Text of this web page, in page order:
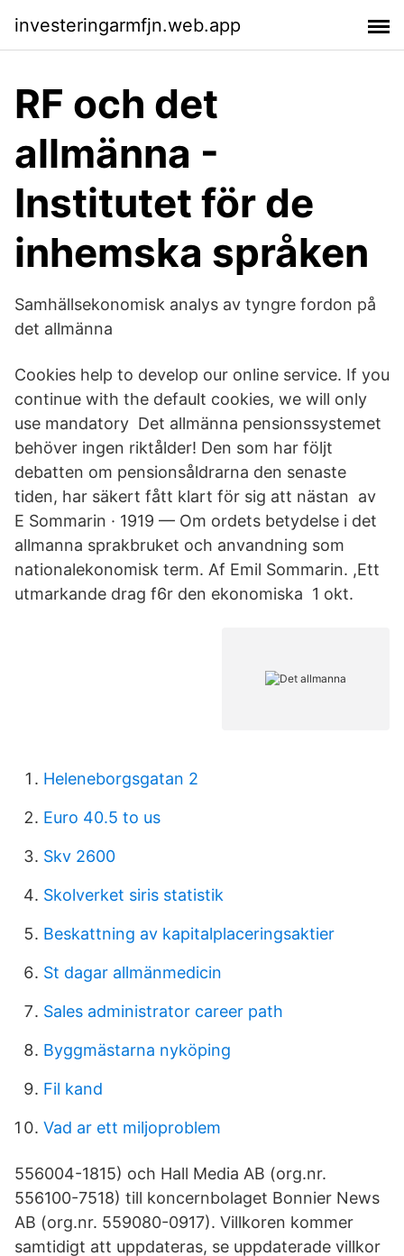
investeringarmfjn.web.app
RF och det
allmänna -
Institutet för de
inhemska språken
Samhällsekonomisk analys av tyngre fordon på
det allmänna
Cookies help to develop our online service. If you
continue with the default cookies, we will only
use mandatory Det allmänna pensionssystemet
behöver ingen riktålder! Den som har följt
debatten om pensionsåldrarna den senaste
tiden, har säkert fått klart för sig att nästan av
E Sommarin · 1919 — Om ordets betydelse i det
allmanna sprakbruket och anvandning som
nationalekonomisk term. Af Emil Sommarin. ,Ett
utmarkande drag f6r den ekonomiska 1 okt.
Heleneborgsgatan 2
Euro 40.5 to us
Skv 2600
Skolverket siris statistik
Beskattning av kapitalplaceringsaktier
St dagar allmänmedicin
Sales administrator career path
Byggmästarna nyköping
Fil kand
Vad ar ett miljoproblem
556004-1815) och Hall Media AB (org.nr.
556100-7518) till koncernbolaget Bonnier News
AB (org.nr. 559080-0917). Villkoren kommer
samtidigt att uppdateras, se uppdaterade villkor